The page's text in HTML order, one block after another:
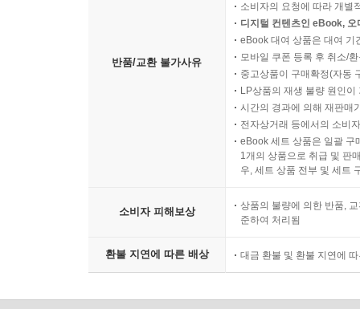
반품/교환 불가사유
소비자의 요청에 따라 개별
디지털 컨텐츠인 eBook,
eBook 대여 상품은 대여 기
모바일 쿠폰 등록 후 취소/
중고상품이 구매확정(자동
LP상품의 재생 불량 원인
시간의 경과에 의해 재판매
전자상거래 등에서의 소비
eBook 세트 상품은 일괄 구
1개의 상품으로 취급 및 판
우, 세트 상품 전부 및 세트
소비자 피해보상
상품의 불량에 의한 반품,
준하여 처리됨
환불 지연에 따른 배상 대금 환불 및 환불 지연에